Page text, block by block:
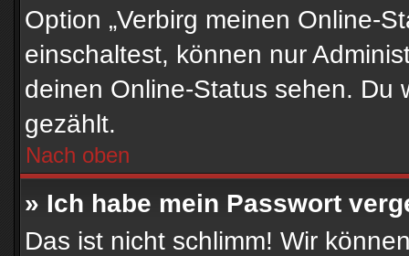
Option „Verbirg meinen Online-
einschaltest, können nur
deinen Online-Status sehen. Du
gezählt.
Nach oben
» Ich habe mein Passwort
Das ist nicht schlimm! Wir